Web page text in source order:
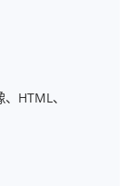
HTML、